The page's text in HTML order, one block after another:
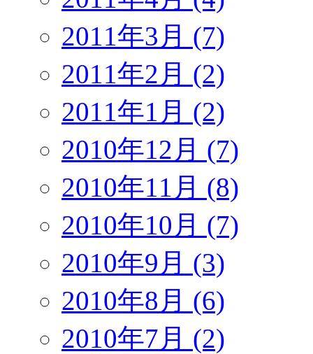
2011年3月 (7)
2011年2月 (2)
2011年1月 (2)
2010年12月 (7)
2010年11月 (8)
2010年10月 (7)
2010年9月 (3)
2010年8月 (6)
2010年7月 (2)